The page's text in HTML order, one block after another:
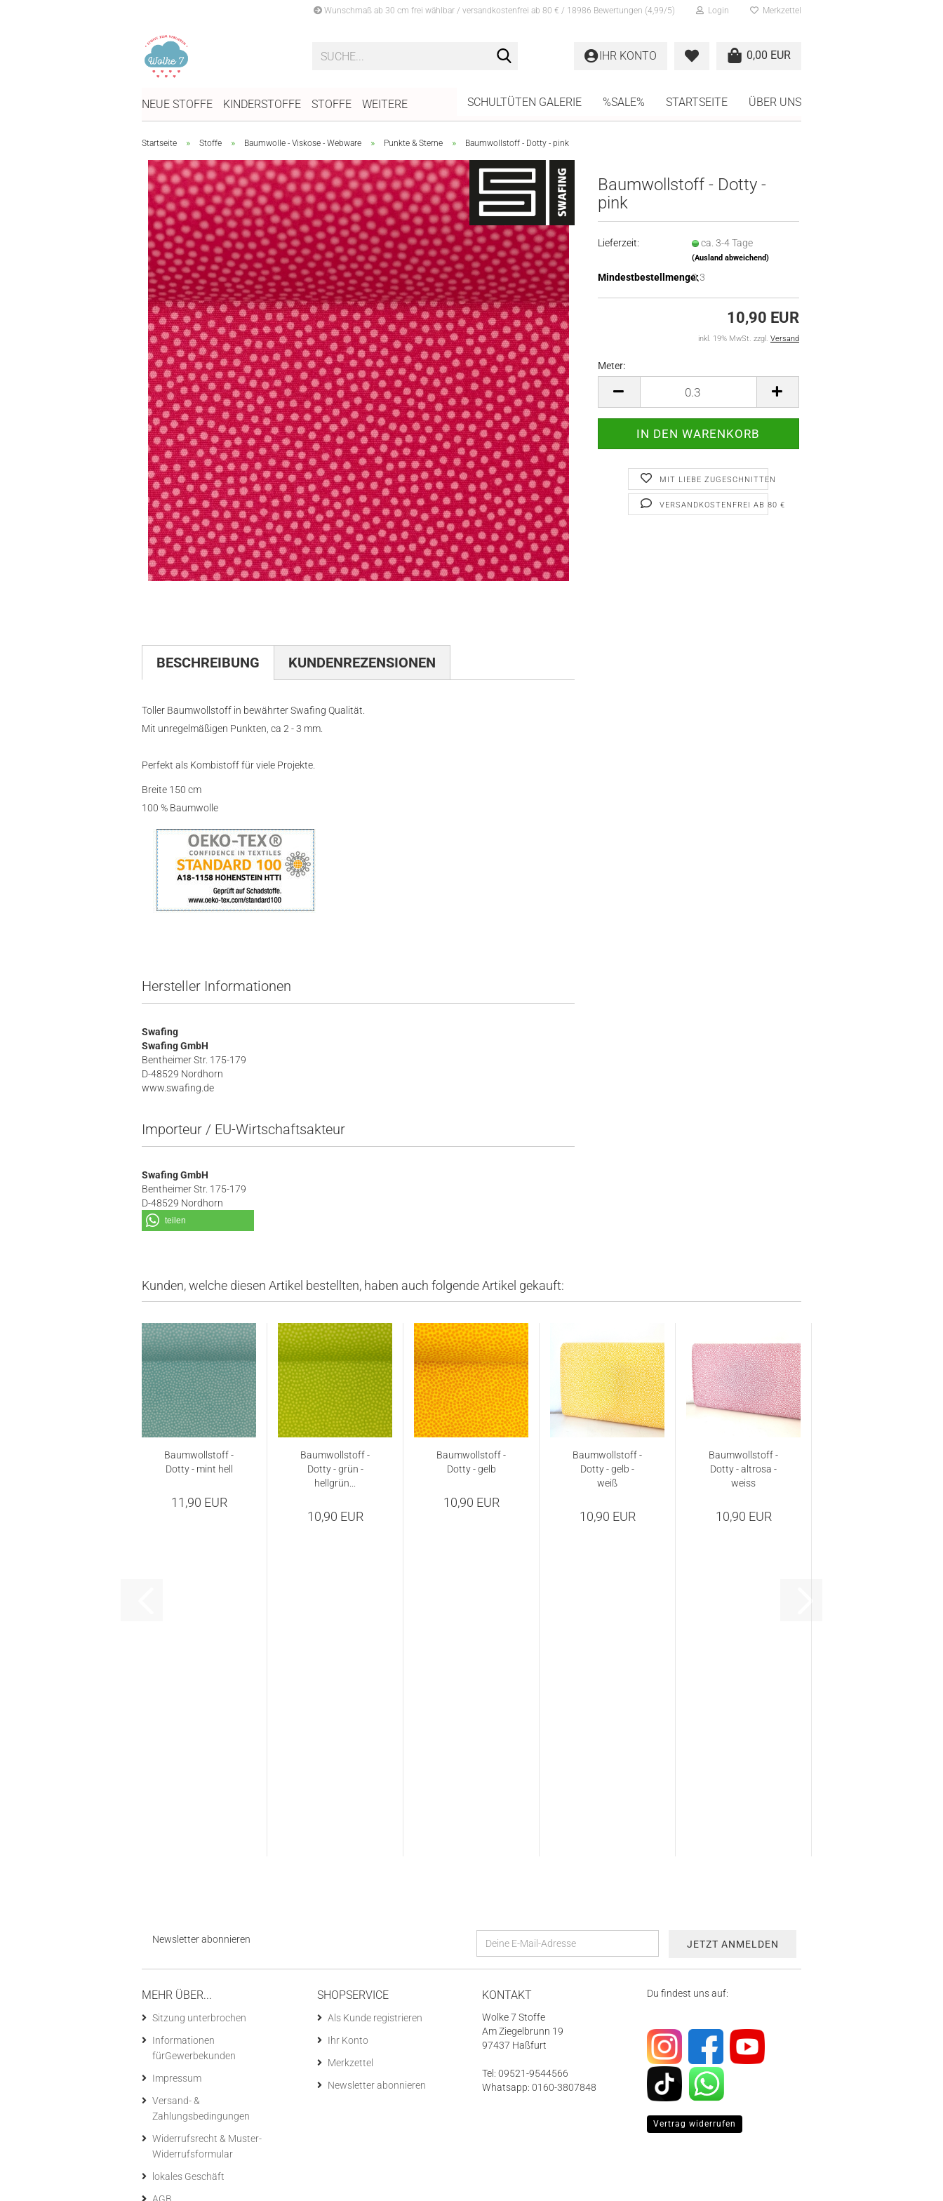
Wunschmaß ab 30 cm frei wählbar / versandkostenfrei ab 80 € / 18986 Bewertungen (4,99/5) Login Merkzettel
0,00 EUR
IHR KONTO
NEUE STOFFE KINDERSTOFFE STOFFE SCHULTÜTEN GALERIE %SALE% STARTSEITE ÜBER UNS
WEITERE
Startseite » Stoffe » Baumwolle - Viskose - Webware » Punkte & Sterne » Baumwollstoff - Dotty - pink
Baumwollstoff - Dotty -
pink
Lieferzeit: ca. 3-4 Tage
(Ausland abweichend)
Mindestbestellmenge:0,3
10,90 EUR
inkl. 19% MwSt. zzgl. Versand
Meter:
Meter
MIT LIEBE ZUGESCHNITTEN
VERSANDKOSTENFREI AB 80 €
BESCHREIBUNG KUNDENREZENSIONEN
Toller Baumwollstoff in bewährter Swafing Qualität.
Mit unregelmäßigen Punkten, ca 2 - 3 mm.
Perfekt als Kombistoff für viele Projekte.
Breite 150 cm
100 % Baumwolle
Hersteller Informationen
Swafing
Swafing GmbH
Bentheimer Str. 175-179
D-48529 Nordhorn
www.swafing.de
Importeur / EU-Wirtschaftsakteur
Swafing GmbH
Bentheimer Str. 175-179
D-48529 Nordhorn
teilen
Kunden, welche diesen Artikel bestellten, haben auch folgende Artikel gekauft:
Baumwollstoff -
Dotty - mint hell
11,90 EUR
Baumwollstoff -
Dotty - grün -
hellgrün...
10,90 EUR
Baumwollstoff -
Dotty - gelb
10,90 EUR
Baumwollstoff -
Dotty - gelb -
weiß
10,90 EUR
Baumwollstoff -
Dotty - altrosa -
weiss
10,90 EUR
Newsletter abonnieren
MEHR ÜBER...
Sitzung unterbrochen
Informationen
fürGewerbekunden
Impressum
Versand- &
Zahlungsbedingungen
Widerrufsrecht & Muster-
Widerrufsformular
lokales Geschäft
SHOPSERVICE
Als Kunde registrieren
Ihr Konto
Merkzettel
Newsletter abonnieren
KONTAKT
Wolke 7 Stoffe
Am Ziegelbrunn 19
97437 Haßfurt
Tel: 09521-9544566
Whatsapp: 0160-3807848
Du findest uns auf:
Vertrag widerrufen